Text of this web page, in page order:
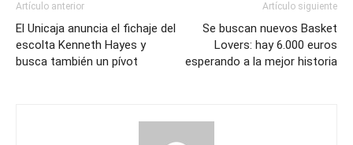
Artículo anterior
El Unicaja anuncia el fichaje del
escolta Kenneth Hayes y
busca también un pívot
Artículo siguiente
Se buscan nuevos Basket
Lovers: hay 6.000 euros
esperando a la mejor historia